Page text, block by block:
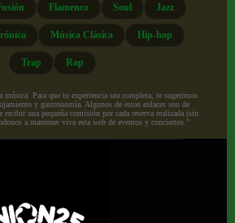
Flamenco Soul Jazz
Música Clásica Hip-hop
Trap Rap
música. Para que tu experiencia sea completa, te sugerimos
y gastronomía. Algunos de estos enlaces son de
una pequeña comisión por cada reserva realizada (sin
a mantener viva esta web de eventos y conciertos.”